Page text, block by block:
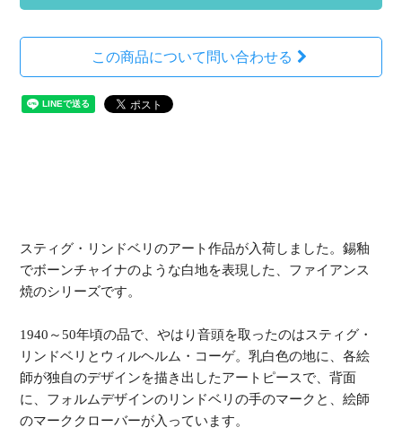
この商品について問い合わせる
スティグ・リンドベリのアート作品が入荷しました。錫釉
でボーンチャイナのような白地を表現した、ファイアンス
焼のシリーズです。
1940～50年頃の品で、やはり音頭を取ったのはスティグ・
リンドベリとウィルヘルム・コーゲ。乳白色の地に、各絵
師が独自のデザインを描き出したアートピースで、背面
に、フォルムデザインのリンドベリの手のマークと、絵師
のマーククローバーが入っています。